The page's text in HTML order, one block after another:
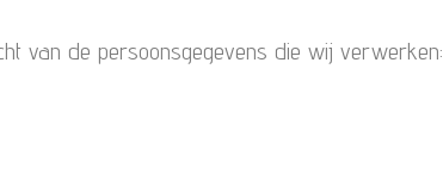
van de persoonsgegevens die wij verwerken: